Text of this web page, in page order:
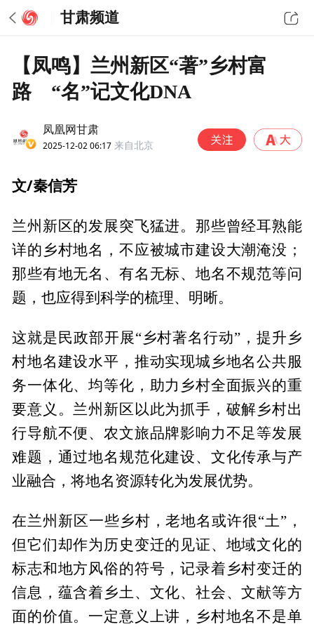
甘肃频道
【凤鸣】兰州新区“著”乡村富
路 “名”记文化DNA
凤凰网甘肃
2025-12-02 06:17 来自北京
文/秦信芳
兰州新区的发展突飞猛进。那些曾经耳熟能
详的乡村地名，不应被城市建设大潮淹没；
那些有地无名、有名无标、地名不规范等问
题，也应得到科学的梳理、明晰。
这就是民政部开展“乡村著名行动”，提升乡
村地名建设水平，推动实现城乡地名公共服
务一体化、均等化，助力乡村全面振兴的重
要意义。兰州新区以此为抓手，破解乡村出
行导航不便、农文旅品牌影响力不足等发展
难题，通过地名规范化建设、文化传承与产
业融合，将地名资源转化为发展优势。
在兰州新区一些乡村，老地名或许很“土”，
但它们却作为历史变迁的见证、地域文化的
标志和地方风俗的符号，记录着乡村变迁的
信息，蕴含着乡土、文化、社会、文献等方
面的价值。一定意义上讲，乡村地名不是单